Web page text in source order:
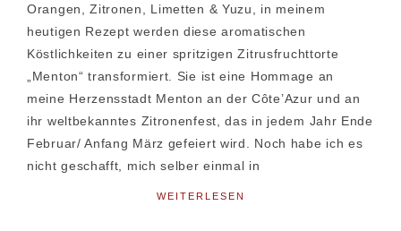
Orangen, Zitronen, Limetten & Yuzu, in meinem
heutigen Rezept werden diese aromatischen
Köstlichkeiten zu einer spritzigen Zitrusfruchttorte
„Menton“ transformiert. Sie ist eine Hommage an
meine Herzensstadt Menton an der Côte’Azur und an
ihr weltbekanntes Zitronenfest, das in jedem Jahr Ende
Februar/ Anfang März gefeiert wird. Noch habe ich es
nicht geschafft, mich selber einmal in
WEITERLESEN